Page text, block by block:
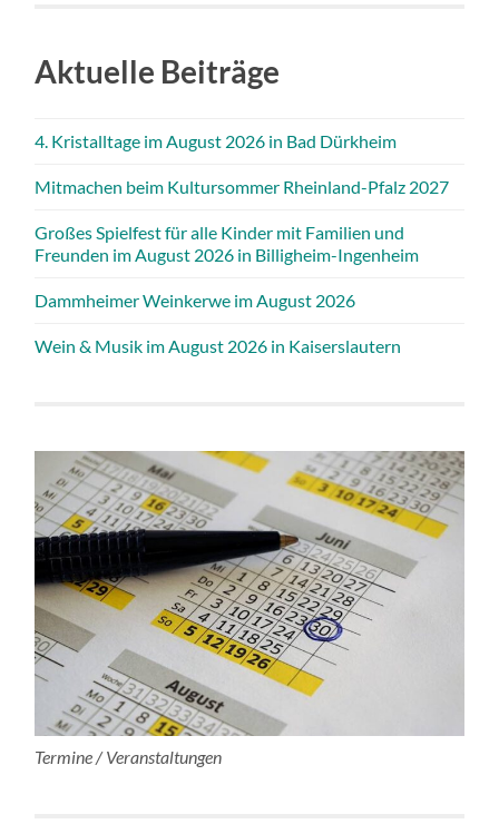
Aktuelle Beiträge
4. Kristalltage im August 2026 in Bad Dürkheim
Mitmachen beim Kultursommer Rheinland-Pfalz 2027
Großes Spielfest für alle Kinder mit Familien und
Freunden im August 2026 in Billigheim-Ingenheim
Dammheimer Weinkerwe im August 2026
Wein & Musik im August 2026 in Kaiserslautern
Termine / Veranstaltungen